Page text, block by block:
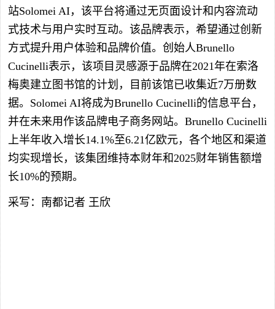
站Solomei AI，该平台将通过无页面设计和内容流动
式技术与用户实时互动。该品牌表示，希望通过创新
方式提升用户体验和品牌价值。创始人Brunello
Cucinelli表示，该项目灵感源于品牌在2021年在索洛
梅奥建立图书馆的计划，目前该馆已收集近7万册数
据。Solomei AI将成为Brunello Cucinelli的信息平台，
并在未来用作该品牌电子商务网站。Brunello Cucinelli
上半年收入增长14.1%至6.21亿欧元，各个地区和渠道
均实现增长，该集团维持本财年和2025财年销售额增
长10%的预期。
采写：南都记者 王欣